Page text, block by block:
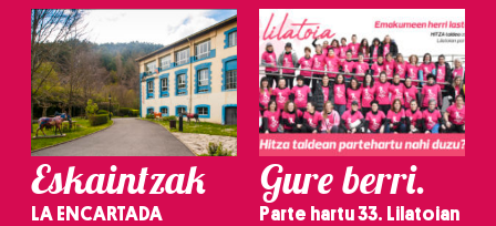
Eskaintzak
LA ENCARTADA
Gure berri.
Parte hartu 33. Lilatoian